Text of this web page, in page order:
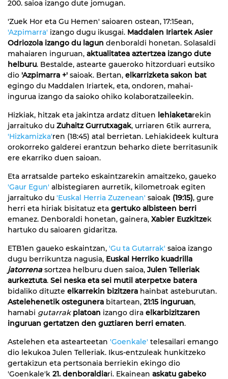
200. saioa izango dute jomugan.
'Zuek Hor eta Gu Hemen' saioaren ostean, 17:15ean,
'Azpimarra' izango dugu ikusgai. Maddalen Iriartek Asier
Odriozola izango du lagun denboraldi honetan. Solasaldi
mahaiaren inguruan, aktualitatea aztertzea izango dute
helburu. Bestalde, astearte gaueroko hitzorduari eutsiko
dio 'Azpimarra +' saioak. Bertan, elkarrizketa sakon bat
egingo du Maddalen Iriartek, eta, ondoren, mahai-
ingurua izango da saioko ohiko kolaboratzaileekin.
Hizkiak, hitzak eta jakintza ardatz dituen lehiaketarekin
jarraituko du Zuhaitz Gurrutxagak, urriaren 6tik aurrera,
'Hizkamizka'ren (18:45) atal berrietan. Lehiakideek kultura
orokorreko galderei erantzun beharko diete berritasunik
ere ekarriko duen saioan.
Eta arratsalde parteko eskaintzarekin amaitzeko, gaueko
'Gaur Egun' albistegiaren aurretik, kilometroak egiten
jarraituko du 'Euskal Herria Zuzenean' saioak (19:15), gure
herri eta hiriak bisitatuz eta gertuko albisteen berri
emanez. Denboraldi honetan, gainera, Xabier Euzkitzek
hartuko du saioaren gidaritza.
ETB1en gaueko eskaintzan, 'Gu ta Gutarrak' saioa izango
dugu berrikuntza nagusia, Euskal Herriko kuadrilla
jatorrenasortzea helburu duen saioa, Julen Telleriak
aurkeztuta. Sei neska eta sei mutil aterpetxe batera
bidaliko dituzte elkarrekin bizitzera hainbat asteburutan.
Astelehenetik ostegunera bitartean, 21:15 inguruan,
hamabi gutarrak platoan izango dira elkarbizitzaren
inguruan gertatzen den guztiaren berri ematen.
Astelehen eta astearteetan 'Goenkale' telesailari emango
dio lekukoa Julen Telleriak. Ikus-entzuleak hunkitzeko
gertakizun eta pertsonaia berriekin ekingo dio
'Goenkale'k 21. denboraldiari. Ekainean askatu gabeko